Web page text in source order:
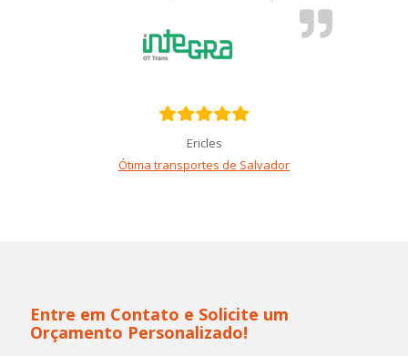
Ericles
Ótima transportes de Salvador
Entre em Contato e Solicite um
Orçamento Personalizado!